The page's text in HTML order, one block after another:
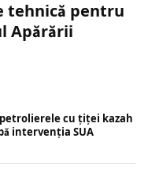
tehnică pentru
Apărării
cu țiței kazah
intervenția SUA